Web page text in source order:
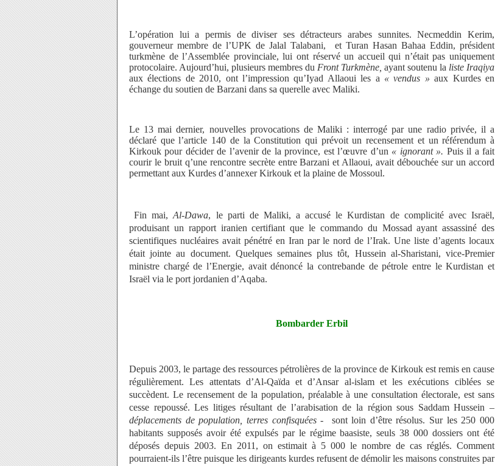
L’opération lui a permis de diviser ses détracteurs arabes sunnites. Necmeddin Kerim,
gouverneur membre de l’UPK de Jalal Talabani, et Turan Hasan Bahaa Eddin, président
turkmène de l’Assemblée provinciale, lui ont réservé un accueil qui n’était pas uniquement
protocolaire. Aujourd’hui, plusieurs membres du Front Turkmène, ayant soutenu la liste Iraqiya
aux élections de 2010, ont l’impression qu’Iyad Allaoui les a « vendus » aux Kurdes en
échange du soutien de Barzani dans sa querelle avec Maliki.
Le 13 mai dernier, nouvelles provocations de Maliki : interrogé par une radio privée, il a
déclaré que l’article 140 de la Constitution qui prévoit un recensement et un référendum à
Kirkouk pour décider de l’avenir de la province, est l’œuvre d’un « ignorant ». Puis il a fait
courir le bruit q’une rencontre secrète entre Barzani et Allaoui, avait débouchée sur un accord
permettant aux Kurdes d’annexer Kirkouk et la plaine de Mossoul.
Fin mai,Al-Dawa, le parti de Maliki, a accusé le Kurdistan de complicité avec Israël,
produisant un rapport iranien certifiant que le commando du Mossad ayant assassiné des
scientifiques nucléaires avait pénétré en Iran par le nord de l’Irak. Une liste d’agents locaux
était jointe au document. Quelques semaines plus tôt, Hussein al-Sharistani, vice-Premier
ministre chargé de l’Energie, avait dénoncé la contrebande de pétrole entre le Kurdistan et
Israël via le port jordanien d’Aqaba.
Bombarder Erbil
Depuis 2003, le partage des ressources pétrolières de la province de Kirkouk est remis en cause
régulièrement. Les attentats d’Al-Qaïda et d’Ansar al-islam et les exécutions ciblées se
succèdent. Le recensement de la population, préalable à une consultation électorale, est sans
cesse repoussé. Les litiges résultant de l’arabisation de la région sous Saddam Hussein –
déplacements de population, terres confisquées- sont loin d’être résolus. Sur les 250 000
habitants supposés avoir été expulsés par le régime baasiste, seuls 38 000 dossiers ont été
déposés depuis 2003. En 2011, on estimait à 5 000 le nombre de cas réglés. Comment
pourraient-ils l’être puisque les dirigeants kurdes refusent de démolir les maisons construites par